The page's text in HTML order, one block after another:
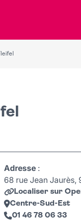
Adresse :
68 rue Jean
Localiser sur
Centre-Sud-Est
01 46 78 06 33